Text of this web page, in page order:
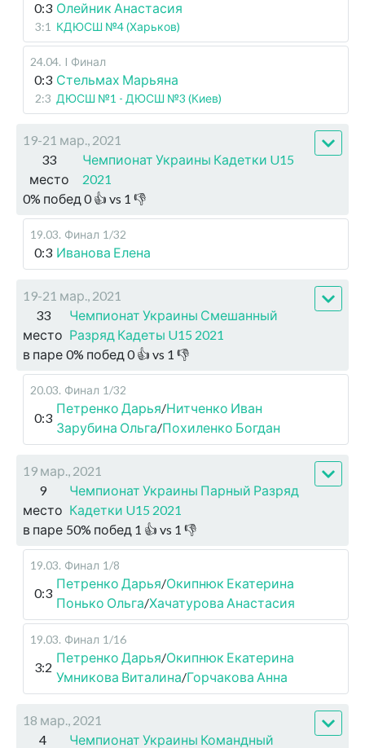
0:3 Олейник Анастасия
3:1 КДЮСШ №4 (Харьков)
24.04. I Финал
0:3 Стельмах Марьяна
2:3 ДЮСШ №1 - ДЮСШ №3 (Киев)
19-21 мар., 2021
33
место
Чемпионат Украины Кадетки U15
2021
0% побед 0👍 vs 1 👎
19.03. Финал 1/32
0:3 Иванова Елена
19-21 мар., 2021
33
место
Чемпионат Украины Смешанный
Разряд Кадеты U15 2021
в паре 0% побед 0👍 vs 1 👎
20.03. Финал 1/32
0:3
Петренко Дарья/Нитченко Иван
Зарубина Ольга/Похиленко Богдан
19 мар., 2021
9
место
Чемпионат Украины Парный Разряд
Кадетки U15 2021
в паре 50% побед 1 👍 vs 1 👎
19.03. Финал 1/8
0:3
Петренко Дарья/Окипнюк Екатерина
Понько Ольга/Хачатурова Анастасия
19.03. Финал 1/16
3:2
Петренко Дарья/Окипнюк Екатерина
Умникова Виталина/Горчакова Анна
18 мар., 2021
4
Чемпионат Украины Командный